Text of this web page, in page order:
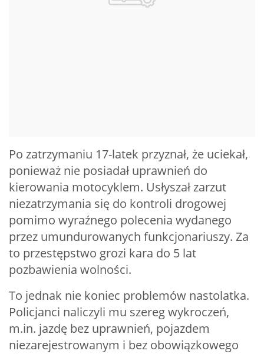
Po zatrzymaniu 17-latek przyznał, że uciekał,
ponieważ nie posiadał uprawnień do
kierowania motocyklem. Usłyszał zarzut
niezatrzymania się do kontroli drogowej
pomimo wyraźnego polecenia wydanego
przez umundurowanych funkcjonariuszy. Za
to przestępstwo grozi kara do 5 lat
pozbawienia wolności.
To jednak nie koniec problemów nastolatka.
Policjanci naliczyli mu szereg wykroczeń,
m.in. jazdę bez uprawnień, pojazdem
niezarejestrowanym i bez obowiązkowego